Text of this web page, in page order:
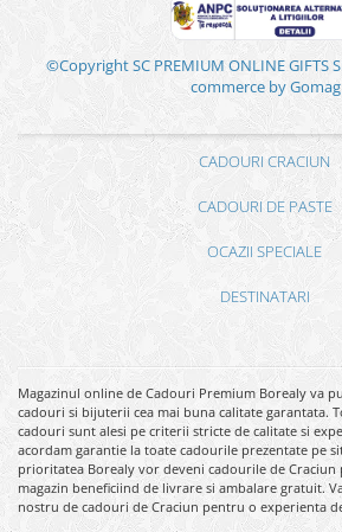
©Copyright SC PREMIUM ONLINE GIFTS
commerce by Gomag
CADOURI CRACIUN
CADOURI DE PASTE
OCAZII SPECIALE
DESTINATARI
Magazinul online de Cadouri Premium Borealy va
cadouri si bijuterii cea mai buna calitate garantata.
cadouri sunt alesi pe criterii stricte de calitate si
acordam garantie la toate cadourile prezentate pe
prioritatea Borealy vor deveni cadourile de Craciun
magazin beneficiind de livrare si ambalare gratuit.
nostru de cadouri de Craciun pentru o experienta